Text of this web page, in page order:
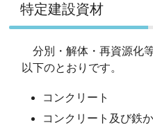
特定建設資材
分別・解体・再資源化
以下のとおりです。
コンクリート
コンクリート及び鉄